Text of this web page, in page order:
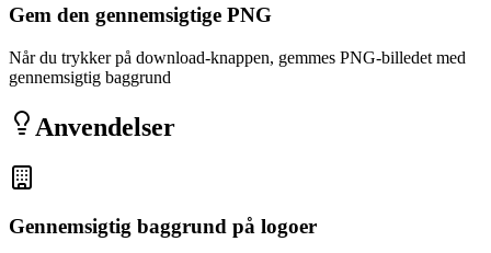
Gem den gennemsigtige PNG
Når du trykker på download-knappen, gemmes PNG-billedet med
gennemsigtig baggrund
Anvendelser
Gennemsigtig baggrund på logoer